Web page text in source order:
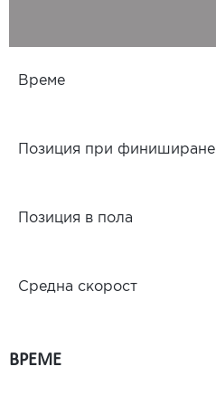
Време
Позиция при финиширане
Позиция в пола
Средна скорост
ВРЕМЕ